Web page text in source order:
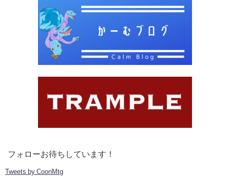
フォローお待ちしています！
Tweets by CoonMtg